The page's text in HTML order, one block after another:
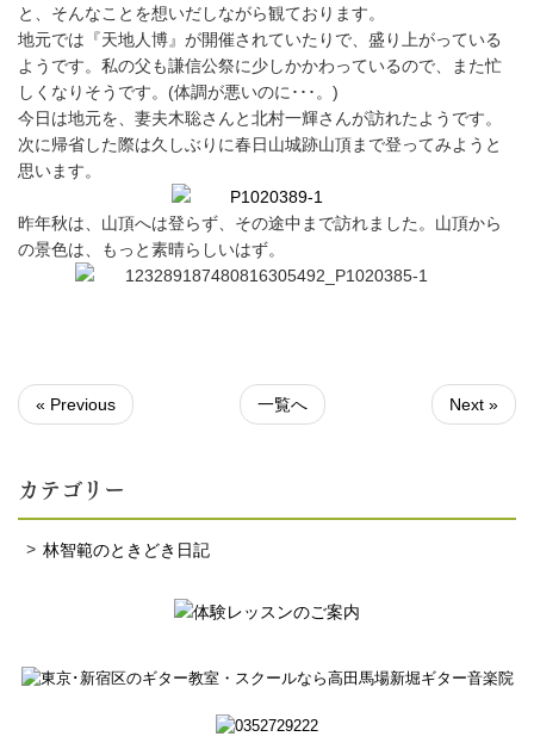
と、そんなことを想いだしながら観ております。
地元では『天地人博』が開催されていたりで、盛り上がっている
ようです。私の父も謙信公祭に少しかかわっているので、また忙
しくなりそうです。(体調が悪いのに･･･。)
今日は地元を、妻夫木聡さんと北村一輝さんが訪れたようです。
次に帰省した際は久しぶりに春日山城跡山頂まで登ってみようと
思います。
昨年秋は、山頂へは登らず、その途中まで訪れました。山頂から
の景色は、もっと素晴らしいはず。
« Previous 一覧へ Next »
カテゴリー
林智範のときどき日記